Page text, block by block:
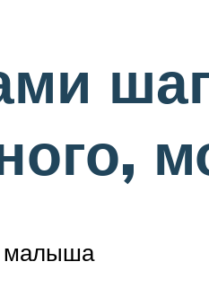
малыша